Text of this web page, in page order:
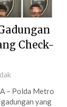
Check-
– Polda Metro
yang